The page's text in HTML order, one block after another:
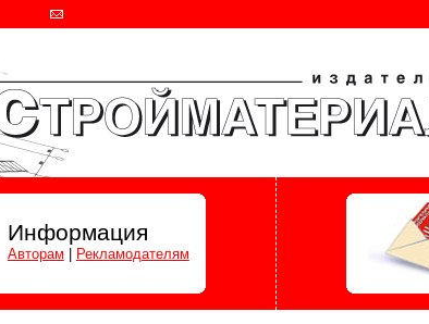
Информация
Авторам Рекламодателям